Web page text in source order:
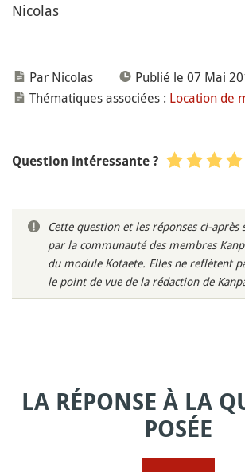
Nicolas
Par Nicolas
Publié le 07 Mai
Thématiques associées : Location de
Question intéressante ?
Cette question et les réponses ci-après
par la communauté des membres
du module Kotaete. Elles ne reflètent
le point de vue de la rédaction de
LA RÉPONSE À LA
POSÉE